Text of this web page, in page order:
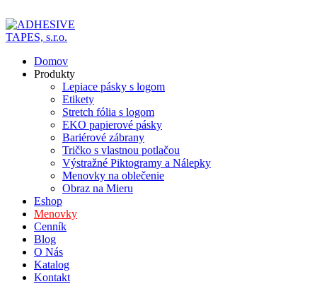
Domov
Produkty
Lepiace pásky s logom
Etikety
Stretch fólia s logom
EKO papierové pásky
Bariérové zábrany
Tričko s vlastnou potlačou
Výstražné Piktogramy a Nálepky
Menovky na oblečenie
Obraz na Mieru
Eshop
Menovky
Cenník
Blog
O Nás
Katalog
Kontakt